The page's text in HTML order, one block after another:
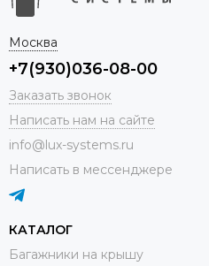
Москва
+7(930)036-08-00
Заказать звонок
Написать нам на сайте
info@lux-systems.ru
Написать в мессенджере
КАТАЛОГ
Багажники на крышу